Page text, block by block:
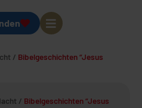
/ Bibelgeschichten “Jesus
/ Bibelgeschichten “Jesus